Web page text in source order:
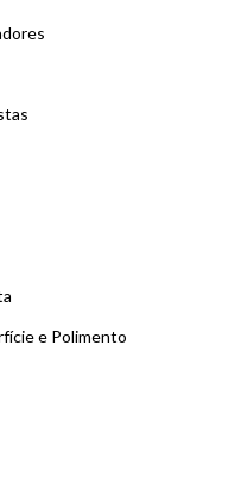
e Polimento